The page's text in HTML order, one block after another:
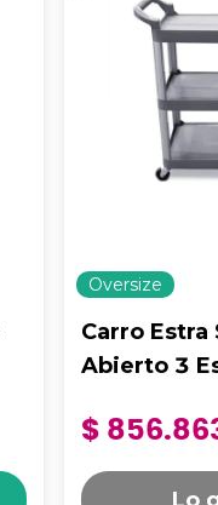
Oversize
Carro
Abierto 3
$